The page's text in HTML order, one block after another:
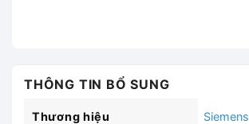
THÔNG TIN BỔ SUNG
Thương hiệu Siemens